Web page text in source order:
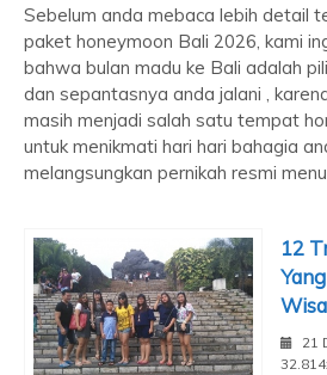
Sebelum anda mebaca lebih detail
paket honeymoon Bali 2026, kami
bahwa bulan madu ke Bali adalah
dan sepantasnya anda jalani ,
masih menjadi salah satu tempat
untuk menikmati hari hari bahagia
melangsungkan pernikah resmi
12
21